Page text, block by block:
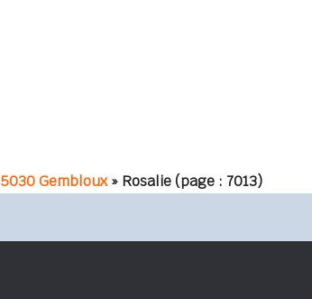
5030 Gembloux » Rosalie(page : 7013)